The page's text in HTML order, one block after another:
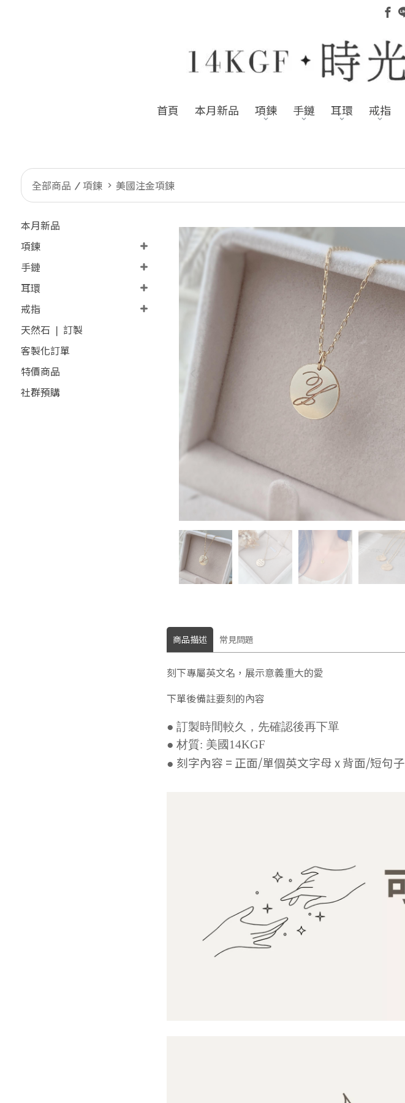
首頁 本月新品 項鍊 手鏈 耳環 戒指
全部商品 項鍊 美國注金項鍊
本月新品
項鍊
手鏈
耳環
戒指
天然石 ❘ 訂製
客製化訂單
特價商品
社群預購
商品描述 常見問題
刻下專屬英文名，展示意義重大的愛
下單後備註要刻的內容
● 訂製時間較久，先確認後再下單
● 材質: 美國14KGF
● 刻字內容 = 正面/單個英文字母 x背面/短句子